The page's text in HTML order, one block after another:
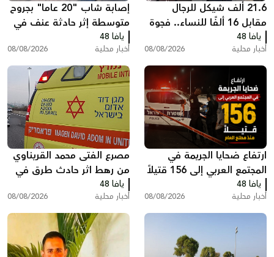
21.6 ألف شيكل للرجال
مقابل 16 ألفًا للنساء.. فجوة
كبيرة في أجور القطاع العام
يافا 48
أخبار محلية 08/08/2026
إصابة شاب "20 عاما" بجروح
متوسطة إثر حادثة عنف في
تل أبيب
يافا 48
أخبار محلية 08/08/2026
ارتفاع ضحايا الجريمة في
المجتمع العربي إلى 156 قتيلاً
منذ مطلع العام
يافا 48
أخبار محلية 08/08/2026
مصرع الفتى محمد القريناوي
من رهط اثر حادث طرق في
عرعرة النقب
يافا 48
أخبار محلية 08/08/2026